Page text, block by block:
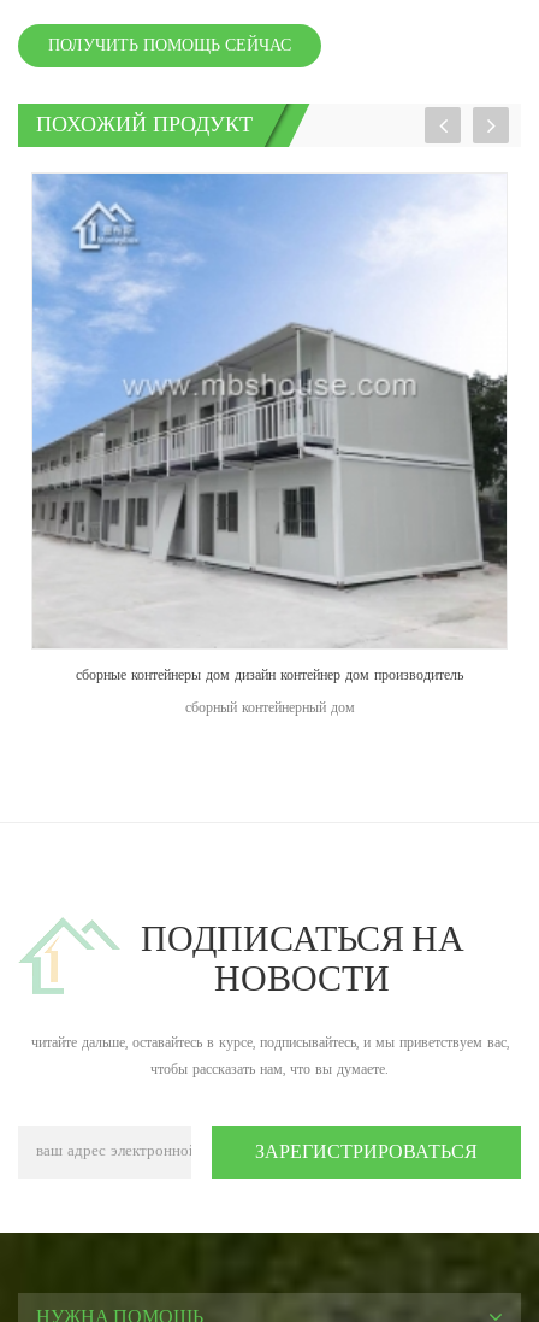
ПОЛУЧИТЬ ПОМОЩЬ СЕЙЧАС
ПОХОЖИЙ ПРОДУКТ
сборные контейнеры дом дизайн контейнер дом производитель
сборный контейнерный дом
ПОДПИСАТЬСЯ НА
НОВОСТИ
читайте дальше, оставайтесь в курсе, подписывайтесь, и мы приветствуем вас,
чтобы рассказать нам, что вы думаете.
НУЖНА ПОМОЩЬ